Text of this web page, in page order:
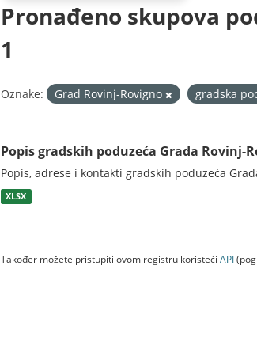
Pronađeno skupova
1
Oznake: Grad Rovinj-Rovigno gradska
Popis gradskih poduzeća Grada Rovinj-
Popis, adrese i kontakti gradskih poduzeća
XLSX
Također možete pristupiti ovom registru koristeći API